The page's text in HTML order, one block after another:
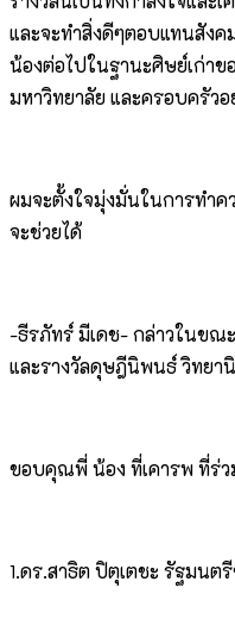
และจะทำสิ่งดีๆตอบแทนสัง
น้องต่อไปในฐานะศิษย์เก่า
มหาวิทยาลัย และครอบครัวอ
ผมจะตั้งใจมุ่งมั่นในการทำค
จะช่วยได้
-ธีรภัทร์ มีเดช- กล่าวในขณ
และรางวัลดุษฎีนิพนธ์ วิทยา
ขอบคุณพี่ น้อง ที่เคารพ ที่ร่
1.ดร.สาธิต ปิตุเตชะ รัฐมนต